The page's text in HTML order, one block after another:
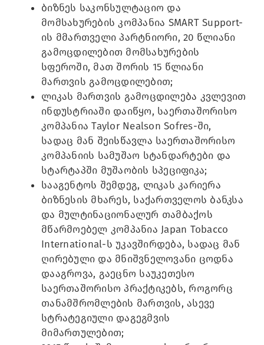
ბიზნეს საკონსულტაციო და
მომსახურების კომპანია SMART Support-
ის მმართველი პარტნიორი, 20 წლიანი
გამოცდილებით მომსახურების
სფეროში, მათ შორის 15 წლიანი
მართვის გამოცდილებით;
ლიკას მართვის გამოცდილება კვლევით
ინდუსტრიაში დაიწყო, საერთაშორისო
კომპანია Taylor Nealson Sofres-ში,
სადაც მან შეისწავლა საერთაშორისო
კომპანიის სამუშაო სტანდარტები და
სტარტაპში მუშაობის სპეციფიკა;
სააგენტოს შემდეგ, ლიკას კარიერა
ბიზნესის მხარეს, საქართველოს ბანკსა
და მულტინაციონალურ თამბაქოს
მწარმოებელ კომპანია Japan Tobacco
International-ს უკავშირდება, სადაც მან
ღირებული და მნიშვნელოვანი ცოდნა
დააგროვა, გაეცნო საუკეთესო
საერთაშორისო პრაქტიკებს, როგორც
თანამშრომლების მართვის, ასევე
სტრატეგიული დაგეგმვის
მიმართულებით;